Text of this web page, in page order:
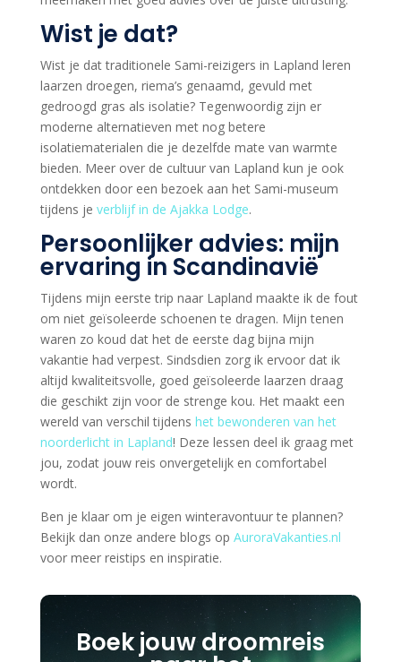
Wist je dat?
Wist je dat traditionele Sami-reizigers in Lapland leren
laarzen droegen, riema’s genaamd, gevuld met
gedroogd gras als isolatie? Tegenwoordig zijn er
moderne alternatieven met nog betere
isolatiematerialen die je dezelfde mate van warmte
bieden. Meer over de cultuur van Lapland kun je ook
ontdekken door een bezoek aan het Sami-museum
tijdens je verblijf in de Ajakka Lodge.
Persoonlijker advies: mijn
ervaring in Scandinavië
Tijdens mijn eerste trip naar Lapland maakte ik de fout
om niet geïsoleerde schoenen te dragen. Mijn tenen
waren zo koud dat het de eerste dag bijna mijn
vakantie had verpest. Sindsdien zorg ik ervoor dat ik
altijd kwaliteitsvolle, goed geïsoleerde laarzen draag
die geschikt zijn voor de strenge kou. Het maakt een
wereld van verschil tijdens het bewonderen van het
noorderlicht in Lapland! Deze lessen deel ik graag met
jou, zodat jouw reis onvergetelijk en comfortabel
wordt.
Ben je klaar om je eigen winteravontuur te plannen?
Bekijk dan onze andere blogs op AuroraVakanties.nl
voor meer reistips en inspiratie.
Boek jouw droomreis